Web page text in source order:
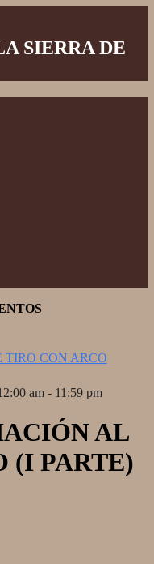
SIERRA DE
CON ARCO
am - 11:59 pm
AL
(I PARTE)